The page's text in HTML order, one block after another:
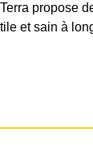
propose
et sain à